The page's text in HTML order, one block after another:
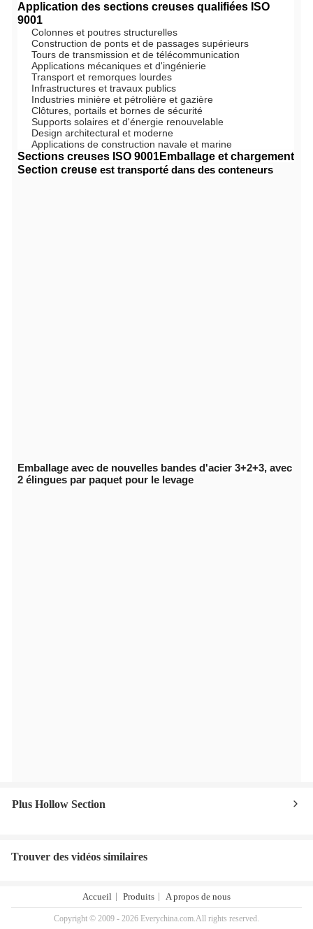
Application des sections creuses qualifiées ISO
9001
Colonnes et poutres structurelles
Construction de ponts et de passages supérieurs
Tours de transmission et de télécommunication
Applications mécaniques et d'ingénierie
Transport et remorques lourdes
Infrastructures et travaux publics
Industries minière et pétrolière et gazière
Clôtures, portails et bornes de sécurité
Supports solaires et d'énergie renouvelable
Design architectural et moderne
Applications de construction navale et marine
Sections creuses ISO 9001Emballage et chargement
Section creuse est transporté dans des conteneurs
Emballage avec de nouvelles bandes d'acier 3+2+3, avec
2 élingues par paquet pour le levage
Plus Hollow Section
Trouver des vidéos similaires
Accueil Produits A propos de nous
Copyright © 2009 - 2026 Everychina.com.All rights reserved.